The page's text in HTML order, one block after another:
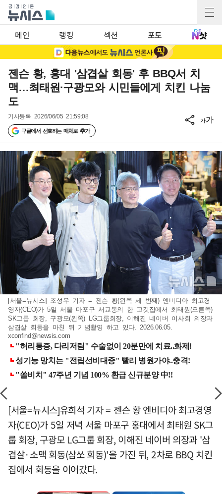
메인 랭킹 섹션 포토
젠슨 황, 홍대 '삼겹살 회동' 후 BBQ서 치
맥…최태원·구광모와 시민들에게 치킨 나눔
도
기사등록 2026/06/05 21:59:08
구글에서 선호하는 매체로 추가
가가
[서울=뉴시스] 조성우 기자 = 젠슨 황(왼쪽 세 번째) 엔비디아 최고경
영자(CEO)가 5일 서울 마포구 서교동의 한 고깃집에서 최태원(오른쪽)
SK그룹 회장, 구광모(왼쪽) LG그룹회장, 이해진 네이버 이사회 의장과
삼겹살 회동을 마친 뒤 기념촬영 하고 있다. 2026.06.05.
xconfind@newsis.com
[서울=뉴시스]유희석 기자 = 젠슨 황 엔비디아 최고경영
자(CEO)가 5일 저녁 서울 마포구 홍대에서 최태원 SK그
룹 회장, 구광모 LG그룹 회장, 이해진 네이버 의장과 '삼
겹살·소맥 회동(삼쏘 회동)'을 가진 뒤, 2차로 BBQ 치킨
집에서 회동을 이어갔다.